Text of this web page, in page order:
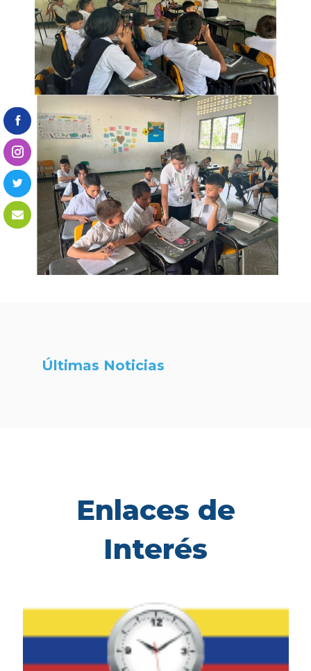
Últimas Noticias
Enlaces de
Interés